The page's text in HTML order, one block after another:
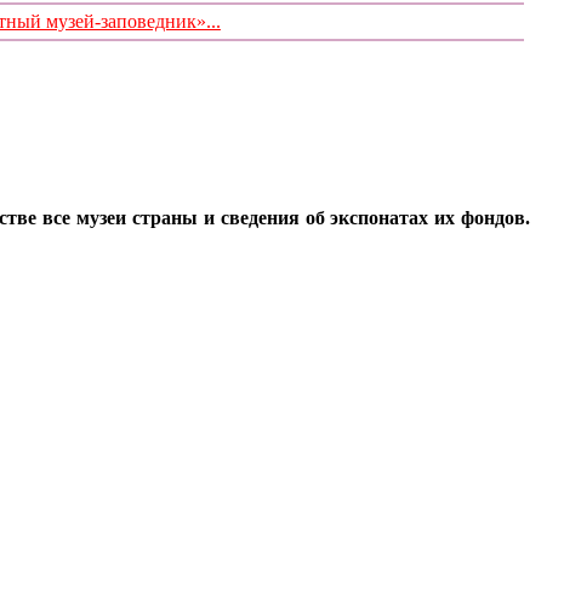
музей-заповедник»...
все музеи страны и сведения об экспонатах их фондов.